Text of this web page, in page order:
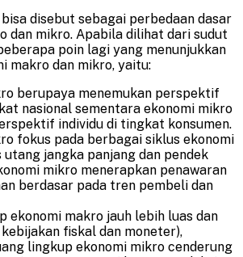
disebut sebagai perbedaan dasar
dan mikro. Apabila dilihat dari sudut
poin lagi yang menunjukkan
makro dan mikro, yaitu:
berupaya menemukan perspektif
nasional sementara ekonomi mikro
individu di tingkat konsumen.
fokus pada berbagai siklus ekonomi
jangka panjang dan pendek
mikro menerapkan penawaran
berdasar pada tren pembeli dan
ekonomi makro jauh lebih luas dan
fiskal dan moneter),
lingkup ekonomi mikro cenderung